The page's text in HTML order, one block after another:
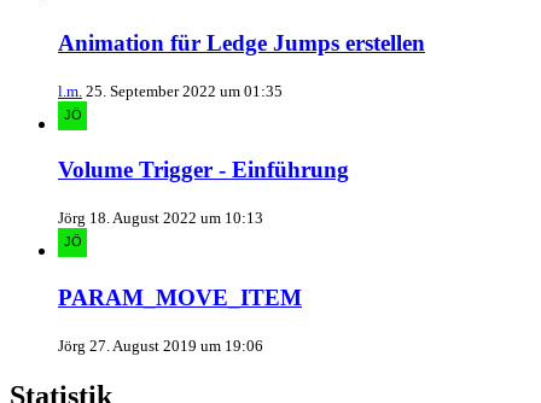
Animation für Ledge Jumps erstellen
l.m. 25. September 2022 um 01:35
Volume Trigger - Einführung
Jörg 18. August 2022 um 10:13
PARAM_MOVE_ITEM
Jörg 27. August 2019 um 19:06
Statistik